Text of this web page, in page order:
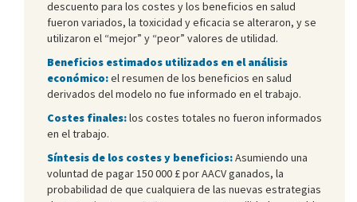
descuento para los costes y los beneficios en salud
fueron variados, la toxicidad y eficacia se alteraron, y se
utilizaron el “mejor” y “peor” valores de utilidad.
Beneficios estimados utilizados en el análisis
económico:el resumen de los beneficios en salud
derivados del modelo no fue informado en el trabajo.
Costes finales:los costes totales no fueron informados
en el trabajo.
Síntesis de los costes y beneficios:Asumiendo una
voluntad de pagar 150 000 £ por AACV ganados, la
probabilidad de que cualquiera de las nuevas estrategias